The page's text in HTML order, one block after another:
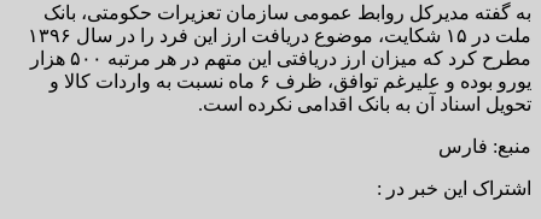
به گفته مدیرکل روابط عمومی سازمان تعزیرات حکومتی، بانک
ملت در ۱۵ شکایت، موضوع دریافت ارز این فرد را در سال ۱۳۹۶
مطرح کرد که میزان ارز دریافتی این متهم در هر مرتبه ۵۰۰ هزار
یورو بوده و علیرغم توافق، ظرف ۶ ماه نسبت به واردات کالا و
تحویل اسناد آن به بانک اقدامی نکرده است.
منبع: فارس
اشتراک این خبر در :